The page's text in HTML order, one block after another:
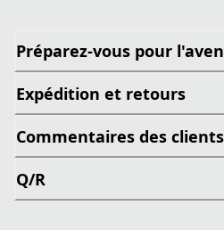
Préparez-vous pour
Expédition et retours
Commentaires des clients
Q/R